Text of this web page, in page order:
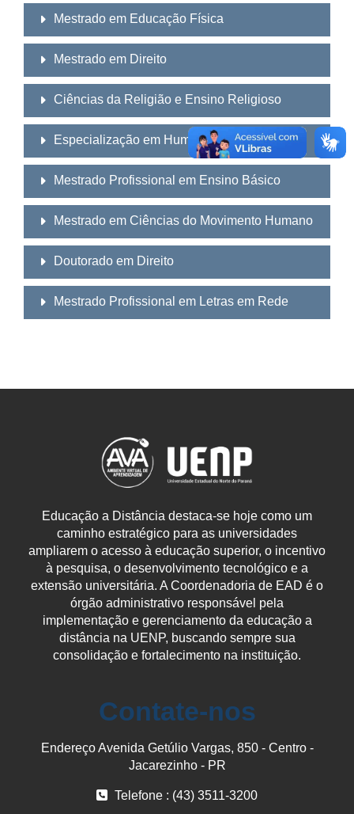
Mestrado em Educação Física
Mestrado em Direito
Ciências da Religião e Ensino Religioso
Especialização em Humanidades
Mestrado Profissional em Ensino Básico
Mestrado em Ciências do Movimento Humano
Doutorado em Direito
Mestrado Profissional em Letras em Rede
Educação a Distância destaca-se hoje como um
caminho estratégico para as universidades
ampliarem o acesso à educação superior, o incentivo
à pesquisa, o desenvolvimento tecnológico e a
extensão universitária. A Coordenadoria de EAD é o
órgão administrativo responsável pela
implementação e gerenciamento da educação a
distância na UENP, buscando sempre sua
consolidação e fortalecimento na instituição.
Contate-nos
Endereço Avenida Getúlio Vargas, 850 - Centro -
Jacarezinho - PR
Telefone : (43) 3511-3200